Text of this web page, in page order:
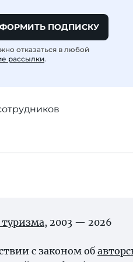
ПОДПИСКУ
отказаться в любой
рассылки.
, 2003 — 2026
с законом об